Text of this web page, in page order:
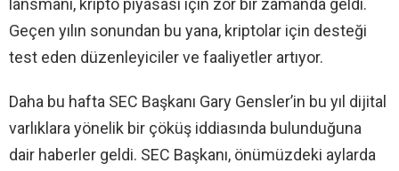
lansmanı, kripto piyasası için zor bir zamanda geldi.
Geçen yılın sonundan bu yana, kriptolar için desteği
test eden düzenleyiciler ve faaliyetler artıyor.
Daha bu hafta SEC Başkanı Gary Gensler’in bu yıl dijital
varlıklara yönelik bir çöküş iddiasında bulunduğuna
dair haberler geldi. SEC Başkanı, önümüzdeki aylarda